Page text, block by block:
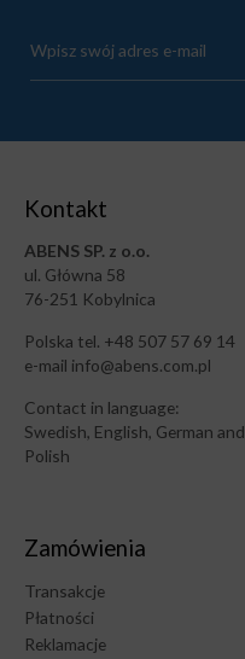
Kontakt
ABENS SP. z o.o.
ul. Główna 58
76-251 Kobylnica
Polska tel. +48 507 57 69 14
e-mail info@abens.com.pl
Contact in language:
Swedish, English, German and
Polish
Zamówienia
Transakcje
Płatności
Reklamacje